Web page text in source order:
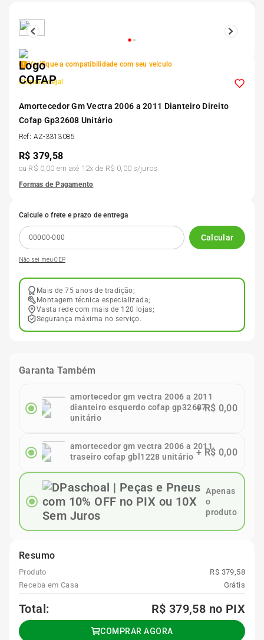
Verifique a compatibilidade com seu veículo
Clique e veja!
Amortecedor Gm Vectra 2006 a 2011 Dianteiro Direito
Cofap Gp32608 Unitário
Ref: AZ-3313085
R$379,58
ou R$ 0,00 em até 12x de R$ 0,00s/juros
Formas de Pagamento
Calcule o frete e prazo de entrega
Calcular
Não sei meu CEP
Mais de 75 anos de tradição;
Montagem técnica especializada;
Vasta rede com mais de 120 lojas;
Segurança máxima no serviço.
Garanta Também
amortecedor gm vectra 2006 a 2011
dianteiro esquerdo cofap gp32607
unitário
+R$ 0,00
amortecedor gm vectra 2006 a 2011
traseiro cofap gbl1228 unitário + R$ 0,00
Apenas
o
produto
Resumo
Produto
R$ 379,58
Receba em Casa
Grátis
Total: R$ 379,58 no PIX
COMPRAR AGORA
5º
7
8º 205 55r16
9º Pneu